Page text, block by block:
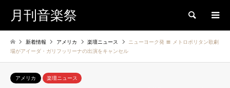
月刊音楽祭 検索
新着情報 アメリカ 楽壇ニュース
ニューヨーク発 〓 メトロポリタン歌劇
場がアイーダ・ガリフッリーナの出演をキャンセル
アメリカ 楽壇ニュース